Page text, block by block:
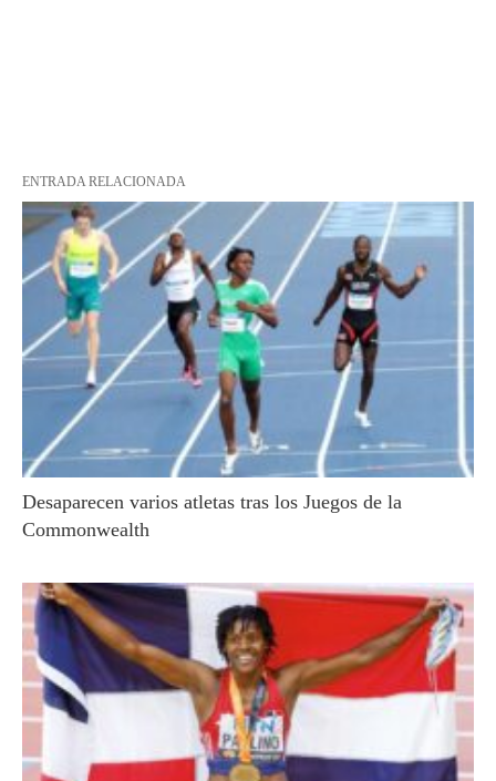
ENTRADA RELACIONADA
Desaparecen varios atletas tras los Juegos de la
Commonwealth